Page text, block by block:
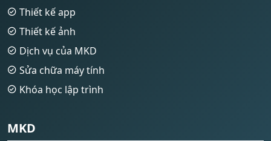
Thiết kế app
Thiết kế ảnh
Dịch vụ của MKD
Sửa chữa máy tính
Khóa học lập trình
MKD